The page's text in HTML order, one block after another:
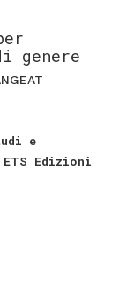
genere
e
ETS Edizioni